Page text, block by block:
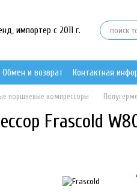
импортер с 2011 г.
Обмен и возврат Контактная
поршневые компрессоры
Frascold